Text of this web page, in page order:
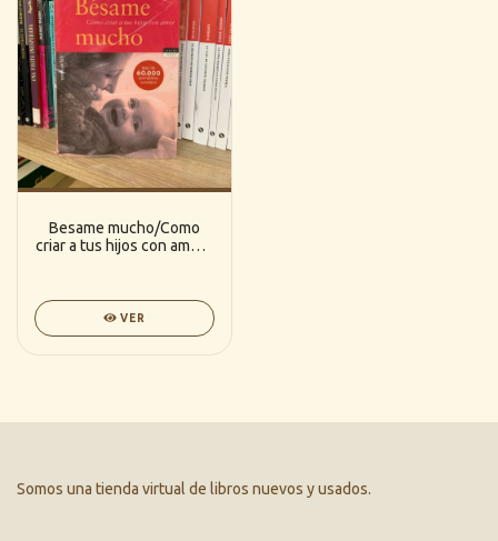
Besame mucho/Como
criar a tus hijos con amor -
VER
Somos una tienda virtual de libros nuevos y usados.